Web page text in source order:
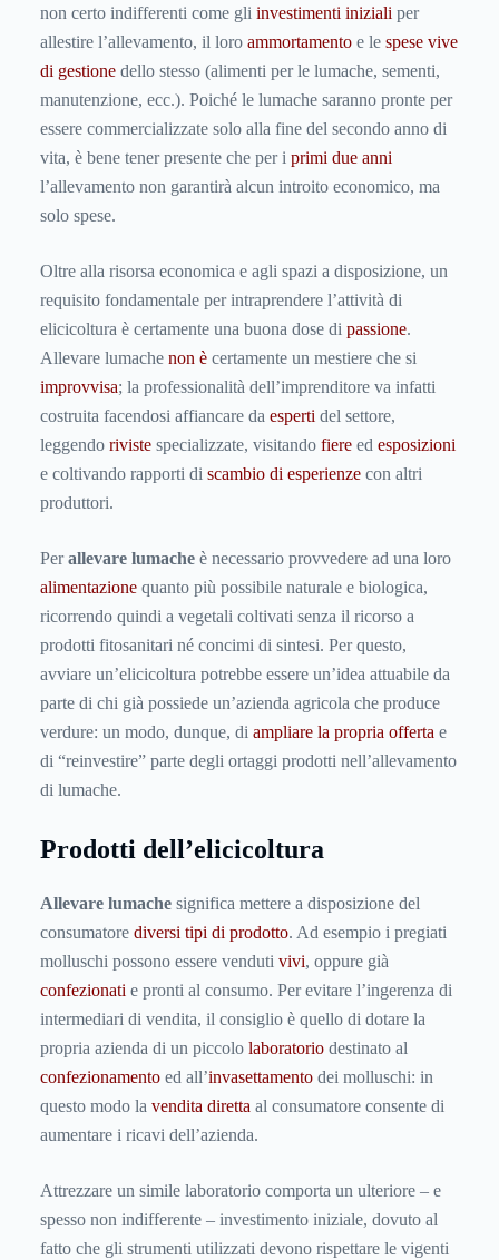
non certo indifferenti come gli investimenti iniziali per
allestire l’allevamento, il loro ammortamento e le spese vive
di gestione dello stesso (alimenti per le lumache, sementi,
manutenzione, ecc.). Poiché le lumache saranno pronte per
essere commercializzate solo alla fine del secondo anno di
vita, è bene tener presente che per i primi due anni
l’allevamento non garantirà alcun introito economico, ma
solo spese.
Oltre alla risorsa economica e agli spazi a disposizione, un
requisito fondamentale per intraprendere l’attività di
elicicoltura è certamente una buona dose di passione.
Allevare lumache non è certamente un mestiere che si
improvvisa; la professionalità dell’imprenditore va infatti
costruita facendosi affiancare da esperti del settore,
leggendo riviste specializzate, visitando fiere ed esposizioni
e coltivando rapporti di scambio di esperienze con altri
produttori.
Perallevare lumache è necessario provvedere ad una loro
alimentazione quanto più possibile naturale e biologica,
ricorrendo quindi a vegetali coltivati senza il ricorso a
prodotti fitosanitari né concimi di sintesi. Per questo,
avviare un’elicicoltura potrebbe essere un’idea attuabile da
parte di chi già possiede un’azienda agricola che produce
verdure: un modo, dunque, di ampliare la propria offerta e
di “reinvestire” parte degli ortaggi prodotti nell’allevamento
di lumache.
Prodotti dell’elicicoltura
Allevare lumache significa mettere a disposizione del
consumatore diversi tipi di prodotto. Ad esempio i pregiati
molluschi possono essere venduti vivi, oppure già
confezionati e pronti al consumo. Per evitare l’ingerenza di
intermediari di vendita, il consiglio è quello di dotare la
propria azienda di un piccolo laboratorio destinato al
confezionamento ed all’invasettamento dei molluschi: in
questo modo la vendita diretta al consumatore consente di
aumentare i ricavi dell’azienda.
Attrezzare un simile laboratorio comporta un ulteriore – e
spesso non indifferente – investimento iniziale, dovuto al
fatto che gli strumenti utilizzati devono rispettare le vigenti